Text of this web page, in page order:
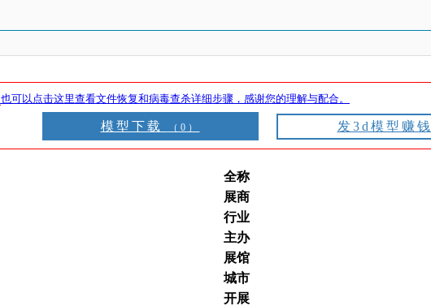
也可以点击这里查看文件恢复和病毒查杀详细步骤，感谢您的理解与配合。
模型下载 （0） 发3d模型赚钱
全称
展商
行业
主办
展馆
城市
开展